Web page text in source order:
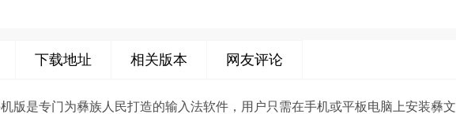
下载地址 相关版本 网友评论
版是专门为彝族人民打造的输入法软件，用户只需在手机或平板电脑上安装彝文